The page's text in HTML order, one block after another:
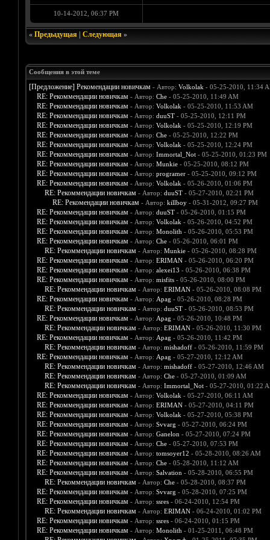
10-14-2012, 06:37 PM
« Предыдущая| Следующая»
Сообщения в этой теме
[Предложение] Рекомендации новичкам - Автор: Volkolak - 05-25-2010, 11:34
RE: Рекоммендации новичкам - Автор: Che- 05-25-2010, 11:49 AM
RE: Рекоммендации новичкам - Автор: Volkolak - 05-25-2010, 11:53 AM
RE: Рекоммендации новичкам - Автор: duuST- 05-25-2010, 12:11 PM
RE: Рекоммендации новичкам - Автор: Volkolak - 05-25-2010, 12:19 PM
RE: Рекоммендации новичкам - Автор: Che- 05-25-2010, 12:22 PM
RE: Рекоммендации новичкам - Автор: Volkolak - 05-25-2010, 12:24 PM
RE: Рекоммендации новичкам - Автор: Immortal_Not- 05-25-2010, 01:23 PM
RE: Рекоммендации новичкам - Автор: Munkie- 05-25-2010, 08:12 PM
RE: Рекоммендации новичкам - Автор: programer- 05-25-2010, 09:12 PM
RE: Рекоммендации новичкам - Автор: Volkolak - 05-26-2010, 01:06 PM
RE: Рекоммендации новичкам - Автор: duuST- 05-27-2010, 02:21 PM
RE: Рекомендации новичкам - Автор: killboy- 05-31-2012, 09:27 PM
RE: Рекоммендации новичкам - Автор: duuST- 05-26-2010, 01:15 PM
RE: Рекоммендации новичкам - Автор: Volkolak - 05-26-2010, 04:52 PM
RE: Рекоммендации новичкам - Автор: Monolith - 05-26-2010, 05:53 PM
RE: Рекоммендации новичкам - Автор: Che- 05-26-2010, 06:01 PM
RE: Рекоммендации новичкам - Автор: Munkie- 05-26-2010, 08:28 PM
RE: Рекоммендации новичкам - Автор: ERIMAN- 05-26-2010, 06:20 PM
RE: Рекоммендации новичкам - Автор: alexei13 - 05-26-2010, 06:38 PM
RE: Рекоммендации новичкам - Автор: misfits- 05-26-2010, 08:00 PM
RE: Рекоммендации новичкам - Автор: ERIMAN- 05-26-2010, 08:08 PM
RE: Рекоммендации новичкам - Автор: Apag - 05-26-2010, 08:28 PM
RE: Рекоммендации новичкам - Автор: duuST- 05-26-2010, 08:53 PM
RE: Рекоммендации новичкам - Автор: Apag - 05-26-2010, 10:48 PM
RE: Рекоммендации новичкам - Автор: ERIMAN- 05-26-2010, 11:30 PM
RE: Рекоммендации новичкам - Автор: Apag - 05-26-2010, 11:42 PM
RE: Рекоммендации новичкам - Автор: mishadoff- 05-26-2010, 11:59 PM
RE: Рекоммендации новичкам - Автор: Apag - 05-27-2010, 12:12 AM
RE: Рекоммендации новичкам - Автор: mishadoff- 05-27-2010, 12:46 AM
RE: Рекоммендации новичкам - Автор: Che- 05-27-2010, 01:09 AM
RE: Рекоммендации новичкам - Автор: Immortal_Not- 05-27-2010, 01:22
RE: Рекоммендации новичкам - Автор: Volkolak - 05-27-2010, 06:11 AM
RE: Рекоммендации новичкам - Автор: ERIMAN- 05-27-2010, 04:11 PM
RE: Рекоммендации новичкам - Автор: Volkolak - 05-27-2010, 05:38 PM
RE: Рекоммендации новичкам - Автор: Svvarg - 05-27-2010, 06:24 PM
RE: Рекоммендации новичкам - Автор: Ganelon - 05-27-2010, 07:24 PM
RE: Рекоммендации новичкам - Автор: Che- 05-27-2010, 07:53 PM
RE: Рекоммендации новичкам - Автор: tomsoyer12 - 05-28-2010, 08:26 AM
RE: Рекоммендации новичкам - Автор: Che- 05-28-2010, 11:12 AM
RE: Рекоммендации новичкам - Автор: Salvation - 05-28-2010, 06:55 PM
RE: Рекоммендации новичкам - Автор: Che- 05-28-2010, 08:37 PM
RE: Рекоммендации новичкам - Автор: Svvarg - 05-28-2010, 07:25 PM
RE: Рекоммендации новичкам - Автор: ssres- 06-24-2010, 12:54 PM
RE: Рекоммендации новичкам - Автор: ERIMAN- 06-24-2010, 01:02 PM
RE: Рекоммендации новичкам - Автор: ssres- 06-24-2010, 01:15 PM
RE: Рекоммендации новичкам - Автор: Monolith - 01-25-2011, 06:48 PM